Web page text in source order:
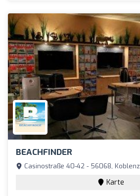
BEACHFINDER
Casinostraße 40-42 - 56068, Koblenz
Karte